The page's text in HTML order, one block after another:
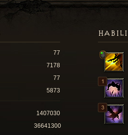
77
7178
77
5873
1407030
36641300